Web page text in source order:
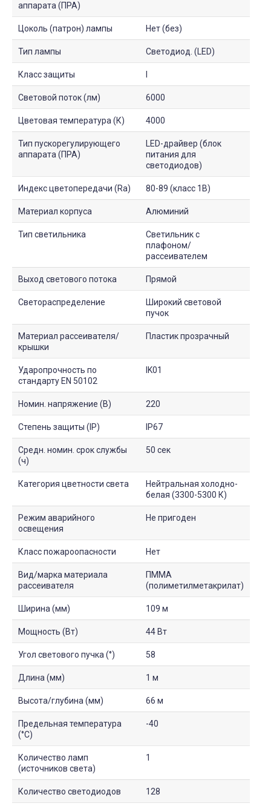
аппарата (ПРА)
Цоколь (патрон) лампы Нет (без)
Тип лампы Светодиод. (LED)
Класс защиты
Световой поток (лм) 6000
Цветовая температура (К) 4000
Тип пускорегулирующего
аппарата (ПРА)
LED-драйвер (блок
питания для
светодиодов)
Индекс цветопередачи (Ra) 80-89 (класс 1B)
Материал корпуса Алюминий
Тип светильника
Светильник с
плафоном/
рассеивателем
Выход светового потока Прямой
Светораспределение
Широкий световой
пучок
Материал рассеивателя/
крышки
Пластик прозрачный
Ударопрочность по
стандарту EN 50102
IK01
Номин. напряжение (В) 220
Степень защиты (IP) IP67
Средн. номин. срок службы
(ч)
50 сек
Категория цветности света
Нейтральная холодно-
белая (3300-5300 К)
Режим аварийного
освещения
Не пригоден
Класс пожароопасности Нет
Вид/марка материала
рассеивателя
ПММА
(полиметилметакрилат)
Ширина (мм) 109 м
Мощность (Вт) 44 Вт
Угол светового пучка (°) 58
Длина (мм) 1 м
Высота/глубина (мм) 66 м
Предельная температура
(°C)
-40
Количество ламп
(источников света)
1
Количество светодиодов 128